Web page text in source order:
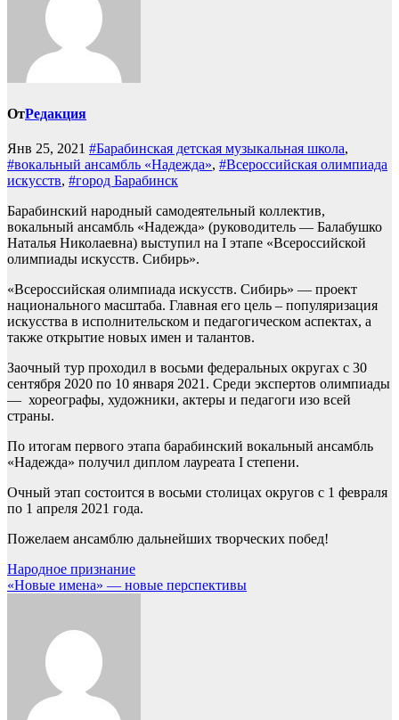
ОтРедакция
Янв 25, 2021 #Барабинская детская музыкальная школа,
#вокальный ансамбль «Надежда», #Всероссийская олимпиада
искусств, #город Барабинск
Барабинский народный самодеятельный коллектив,
вокальный ансамбль «Надежда» (руководитель — Балабушко
Наталья Николаевна) выступил на I этапе «Всероссийской
олимпиады искусств. Сибирь».
«Всероссийская олимпиада искусств. Сибирь» — проект
национального масштаба. Главная его цель – популяризация
искусства в исполнительском и педагогическом аспектах, а
также открытие новых имен и талантов.
Заочный тур проходил в восьми федеральных округах с 30
сентября 2020 по 10 января 2021. Среди экспертов олимпиады
— хореографы, художники, актеры и педагоги изо всей
страны.
По итогам первого этапа барабинский вокальный ансамбль
«Надежда» получил диплом лауреата I степени.
Очный этап состоится в восьми столицах округов с 1 февраля
по 1 апреля 2021 года.
Пожелаем ансамблю дальнейших творческих побед!
Навигация
по
Народное признание
«Новые имена» — новые перспективы